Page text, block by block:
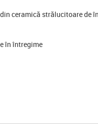
ceramică strălucitoare de
în întregime